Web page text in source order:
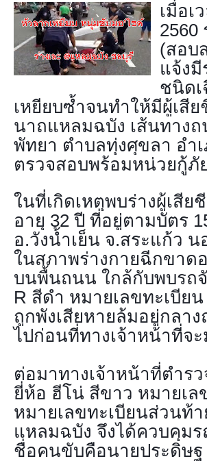
เมื่อเ
2560
(สอบ
แจ้ง
ชนิด
เหยียบซ้ำจนทำให้มีผู้เสี
นาถแหลมฉบัง เส้นทาง
พัทยา ตำบลทุ่งศุขลา อำ
ตรวจสอบพร้อมหน่วยกู้ภั
ในที่เกิดเหตุพบร่างผู้เสี
อายุ 32 ปี ที่อยู่ตามบัตร
อ.วังน้ำเย็น จ.สระแก้ว
ในสภาพร่างกายฉีกขาด
บนพื้นถนน ใกล้กับพบรถ
R สีดำ หมายเลขทะเบีย
ถูกพังเสียหายล้มอยู่กลา
ไปก่อนที่ทางเจ้าหน้าที่จะ
ต่อมาทางเจ้าหน้าที่ตำร
ยี่ห้อ ฮีโน่ สีขาว หมายเล
หมายเลขทะเบียนส่วนท้า
แหลมฉบัง จึงได้ควบคุม
ชื่อคนขับคือนายประดิษฐ